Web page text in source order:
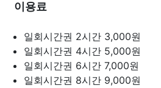
이용료
일회시간권 2시간 3,000원
일회시간권 4시간 5,000원
일회시간권 6시간 7,000원
일회시간권 8시간 9,000원